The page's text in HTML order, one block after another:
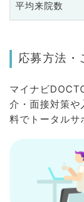
平均来院数
応募方法・
マイナビ
介・面接対策や
料でトータルサ